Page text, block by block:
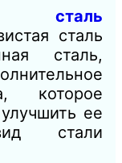
сталь
сталь
сталь,
которое
ее
стали